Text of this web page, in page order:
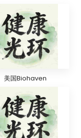
美国Biohaven